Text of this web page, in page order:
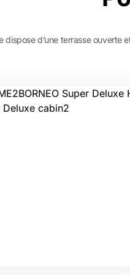
dispose d’une terrasse ouverte